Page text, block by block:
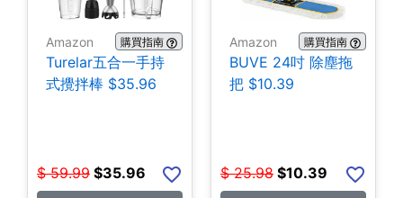
Amazon 購買指南
Turelar五合一手持
式攪拌棒 $35.96
$ 59.99 $35.96
Amazon 購買指南
BUVE 24吋 除塵拖
把 $10.39
$ 25.98 $10.39